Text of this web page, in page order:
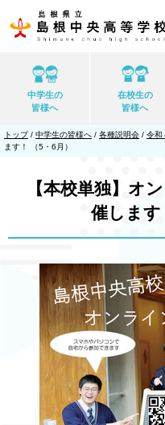
中学生の
皆様へ
在校生の
皆様へ
現
在
トップ/ 中学生の皆様へ / 各種説明会 / 令和
ます！ （5・6月）
【本校単独】オ
催します